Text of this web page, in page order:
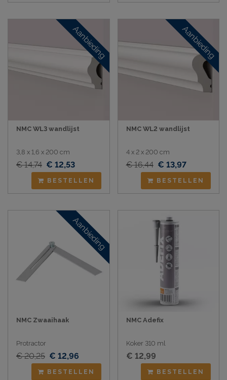
Aanbieding
NMC WL3 wandlijst
3,8 x 1,6 x 200 cm
€ 14,74 € 12,53
BESTELLEN
Aanbieding
NMC WL2 wandlijst
4 x 2 x 200 cm
€ 16,44 € 13,97
BESTELLEN
Aanbieding
NMC Zwaaihaak
Protractor
€ 20,25 € 12,96
BESTELLEN
NMC Adefix
Koker 310 ml
€ 12,99
BESTELLEN